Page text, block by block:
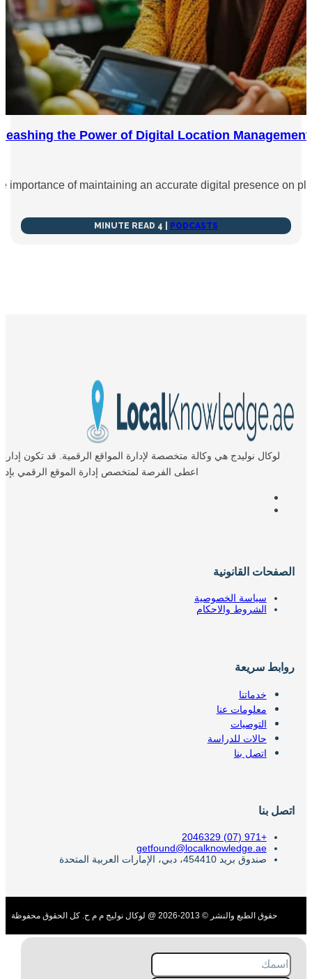
the Power of Digital Location
importance of maintaining an accurate digital presence on
PODCASTS
لوكال نوليدج هي وكالة متخصصة لإدارة المواقع الرقمية. قد تكون
اعطى الفرصة لمتخصص إدارة الموقع الرقمي
الصفحات القانونية
سياسة الخصوصية
الشروط والاحكام
روابط سريعة
خدماتنا
معلومات عنا
التوصيات
حالات للدراسة
اتصل بنا
اتصل بنا
+971 (07) 2046329
getfound@localknowledge.ae
صندوق بريد 454410، دبي، الإمارات العربية المتحدة
حقوق الطبع والنشر © 2013-2026 @ لوكال نوليج م م ح. كل الحقوق محفوظة